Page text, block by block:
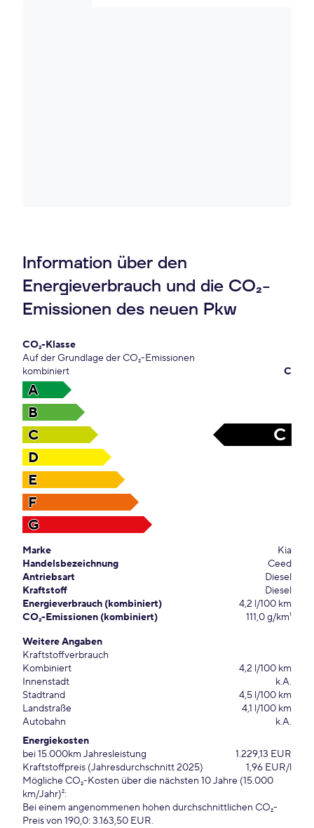
Information über den
Energieverbrauch und die CO₂-
Emissionen des neuen Pkw
CO₂-Klasse
Auf der Grundlage der CO₂-Emissionen
kombiniert
C
A
B
C
C
D
E
F
G
Marke
Kia
Handelsbezeichnung
Ceed
Antriebsart
Diesel
Kraftstoff
Diesel
Energieverbrauch (kombiniert)
4,2 l/100 km
CO₂-Emissionen (kombiniert)
111,0 g/km¹
Weitere Angaben
Kraftstoffverbrauch
Kombiniert
4,2 l/100 km
Innenstadt
k.A.
Stadtrand
4,5 l/100 km
Landstraße
4,1 l/100 km
Autobahn
k.A.
Energiekosten
bei 15.000km Jahresleistung
1.229,13 EUR
Kraftstoffpreis (Jahresdurchschnitt 2025)
1,96 EUR/l
Mögliche CO₂-Kosten über die nächsten 10 Jahre (15.000
km/Jahr)²:
Bei einem angenommenen hohen durchschnittlichen CO₂-
Preis von 190,0: 3.163,50 EUR.